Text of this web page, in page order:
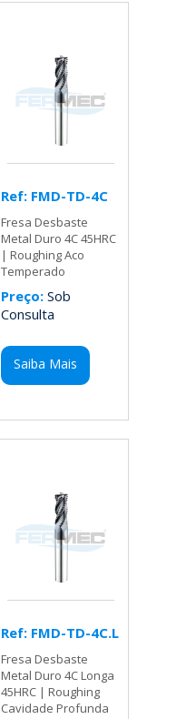
Ref: FMD-TD-4C
Fresa Desbaste
Metal Duro 4C 45HRC
| Roughing Aco
Temperado
Preço:Sob
Consulta
Saiba Mais
Ref: FMD-TD-4C.L
Fresa Desbaste
Metal Duro 4C Longa
45HRC | Roughing
Cavidade Profunda